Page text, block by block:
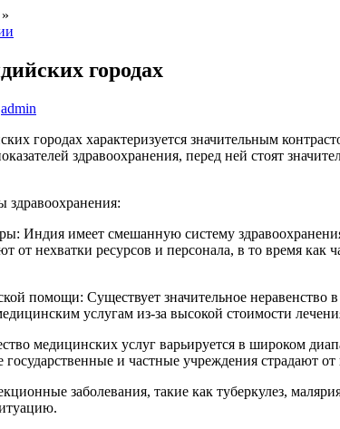
»
городах
admin
городах характеризуется значительным
здравоохранения, перед ней стоят
здравоохранения:
Индия имеет смешанную систему
от нехватки ресурсов и персонала, в то время как
помощи: Существует значительное
услугам из-за высокой стоимости
медицинских услуг варьируется в широком
и частные учреждения страдают
заболевания, такие как туберкулез,